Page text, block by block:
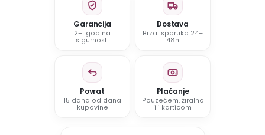
Garancija
2+1 godina
sigurnosti
Dostava
Brza isporuka 24–
48h
Povrat
15 dana od dana
kupovine
Plaćanje
Pouzećem, žiralno
ili karticom